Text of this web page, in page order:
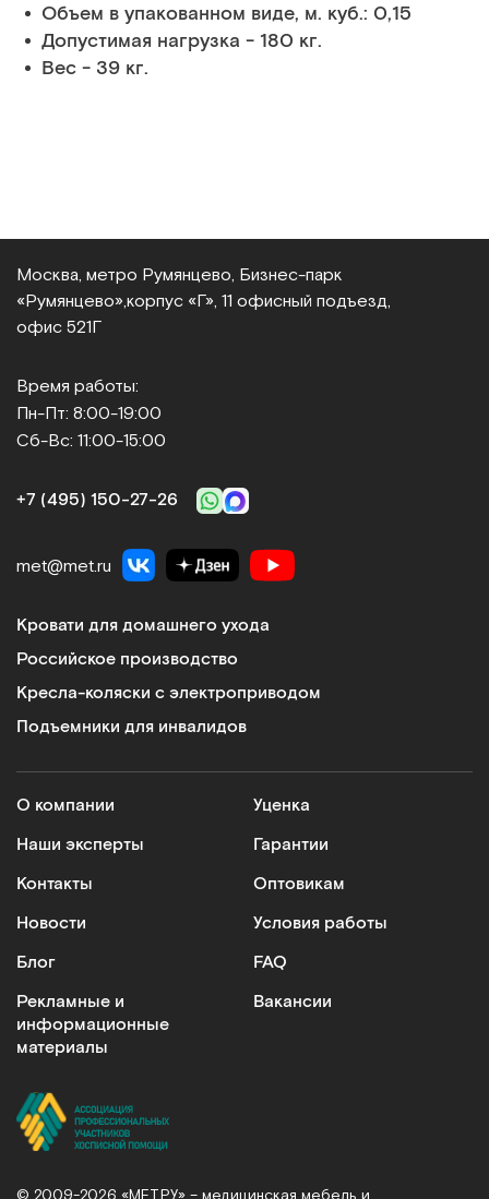
Объем в упакованном виде, м. куб.: 0,15
Допустимая нагрузка - 180 кг.
Вес - 39 кг.
Москва, метро Румянцево, Бизнес‑парк
«Румянцево», корпус «Г», 11 офисный подъезд,
офис 521Г
Время работы:
Пн-Пт: 8:00-19:00
Сб-Вс: 11:00-15:00
+7 (495) 150‑27‑26
met@met.ru
Кровати для домашнего ухода
Российское производство
Кресла-коляски с электроприводом
Подъемники для инвалидов
О компании
Наши эксперты
Контакты
Новости
Блог
Рекламные и
информационные
материалы
Уценка
Гарантии
Оптовикам
Условия работы
FAQ
Вакансии
© 2009-2026 «МЕТ.РУ» – медицинская мебель и